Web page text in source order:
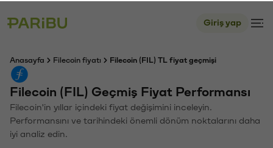
Giriş yap
Anasayfa Filecoin fiyatı Filecoin (FIL) TL fiyat geçmişi
Filecoin (FIL) Geçmiş Fiyat Performansı
Filecoin'in yıllar içindeki fiyat değişimini inceleyin.
Performansını ve tarihindeki önemli dönüm noktalarını daha
iyi analiz edin.